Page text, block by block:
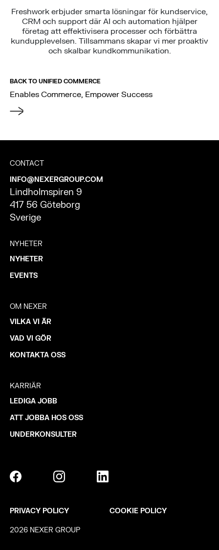
Freshwork erbjuder smarta lösningar för kundservice,
CRM och support där AI och automation hjälper
företag att effektivisera processer och förbättra
kundupplevelsen. Tillsammans skapar vi mer proaktiv
och skalbar kundkommunikation.
BACK TO UNIFIED COMMERCE
Enables Commerce, Empower Success
CONTACT
INFO@NEXERGROUP.COM
Lindholmspiren 9
417 56 Göteborg
Sverige
NYHETER
NYHETER
EVENTS
OM NEXER
VILKA VI ÄR
VAD VI GÖR
KONTAKTA OSS
KARRIÄR
LEDIGA JOBB
ATT JOBBA HOS OSS
UNDERKONSULTER
PRIVACY POLICY COOKIE POLICY
2026 NEXER GROUP